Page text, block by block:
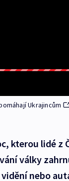
Ukrajincům
kterou lidé z
války
nebo